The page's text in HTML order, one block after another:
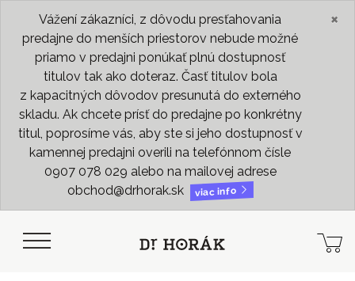
Vážení zákazníci, z dôvodu presťahovania
predajne do menších priestorov nebude možné
priamo v predajni ponúkať plnú dostupnosť
titulov tak ako doteraz. Časť titulov bola
z kapacitných dôvodov presunutá do externého
skladu. Ak chcete prísť do predajne po konkrétny
titul, poprosíme vás, aby ste si jeho dostupnosť v
kamennej predajni overili na telefónnom čísle
0907 078 029 alebo na mailovej adrese
obchod@drhorak.sk
viac info
×